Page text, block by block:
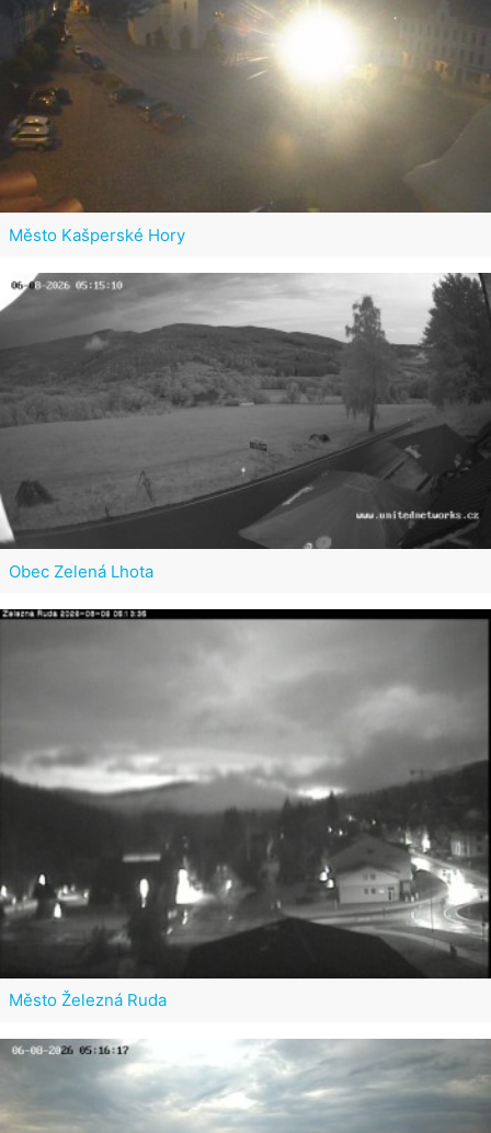
Město Kašperské Hory
Obec Zelená Lhota
Město Železná Ruda